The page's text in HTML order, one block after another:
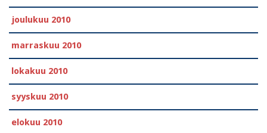
joulukuu 2010
marraskuu 2010
lokakuu 2010
syyskuu 2010
elokuu 2010